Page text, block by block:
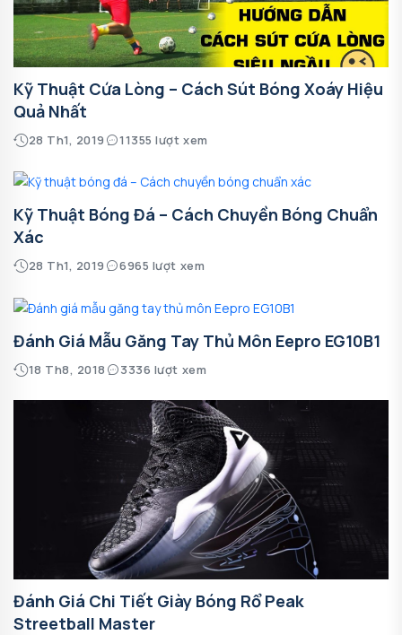
Kỹ Thuật Cứa Lòng – Cách Sút Bóng Xoáy Hiệu
Quả Nhất
28 Th1, 2019 11355 lượt xem
Kỹ Thuật Bóng Đá – Cách Chuyền Bóng Chuẩn
Xác
28 Th1, 2019 6965 lượt xem
Đánh Giá Mẫu Găng Tay Thủ Môn Eepro EG10B1
18 Th8, 2018 3336 lượt xem
Đánh Giá Chi Tiết Giày Bóng Rổ Peak
Streetball Master